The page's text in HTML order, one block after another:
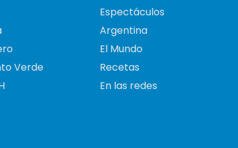
Verde
Espectáculos
Argentina
El Mundo
Recetas
En las redes